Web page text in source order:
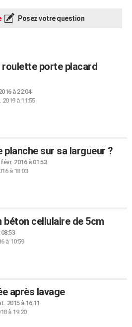
Posez votre question
roulette porte placard
à 22:04
2019 à 11:55
planche sur sa largueur ?
févr. 2016 à 01:53
à 18:03
cellulaire de 5cm
à 10:59
après lavage
2015 à 16:11
à 19:20